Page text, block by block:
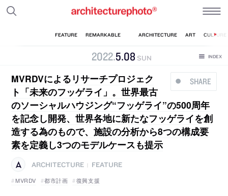
2022.5.08 SUN
SHARE
MVRDVによるリサーチプロジェク
ト「未来のフッゲライ」。世界最古
のソーシャルハウジング“フッゲライ”の500周年
を記念し開発、世界各地に新たなフッゲライを創
造する為のもので、施設の分析から8つの構成要
素を定義し3つのモデルケースも提示
ARCHITECTURE
FEATURE
MVRDV
都市計画 復興支援